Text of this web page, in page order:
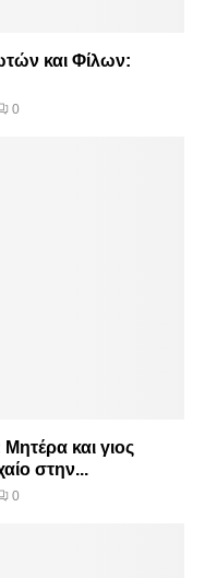
και Φίλων:
0
και γιος
στην...
0